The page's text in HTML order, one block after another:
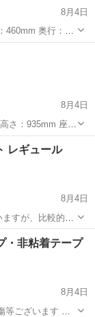
8月4日
460mm 奥行：
8月4日
レギュール
8月4日
すが、比較的綺
い。 購入後のキ
・非粘着テープ
8月4日